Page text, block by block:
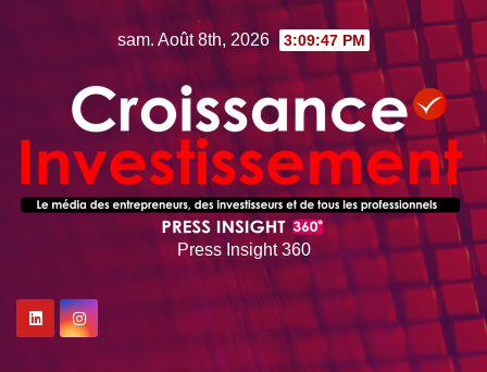
sam. Août 8th, 2026 3:09:47 PM
Press Insight 360